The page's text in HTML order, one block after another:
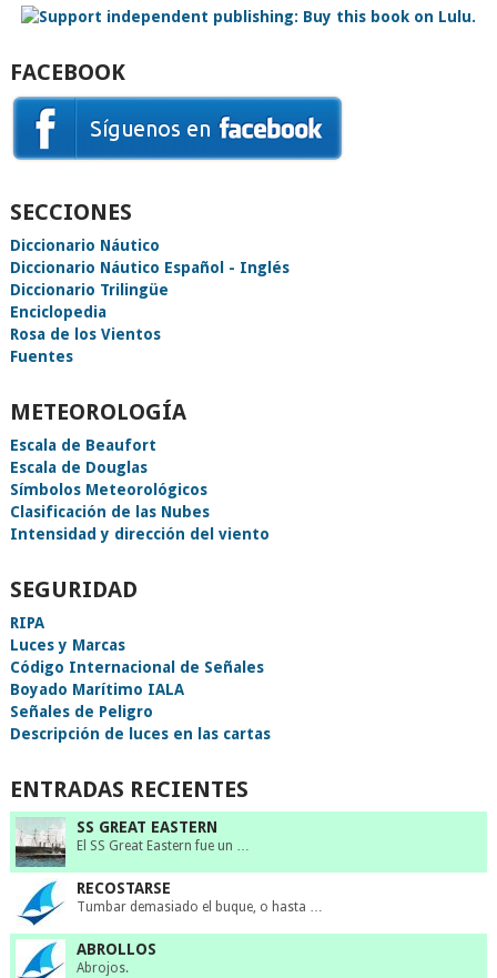
FACEBOOK
SECCIONES
Diccionario Náutico
Diccionario Náutico Español - Inglés
Diccionario Trilingüe
Enciclopedia
Rosa de los Vientos
Fuentes
METEOROLOGÍA
Escala de Beaufort
Escala de Douglas
Símbolos Meteorológicos
Clasificación de las Nubes
Intensidad y dirección del viento
SEGURIDAD
RIPA
Luces y Marcas
Código Internacional de Señales
Boyado Marítimo IALA
Señales de Peligro
Descripción de luces en las cartas
ENTRADAS RECIENTES
SS GREAT EASTERN
El SS Great Eastern fue un …
RECOSTARSE
Tumbar demasiado el buque, o hasta …
ABROLLOS
Abrojos.